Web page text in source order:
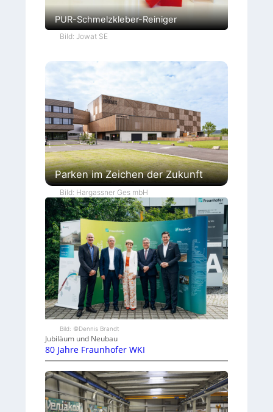
PUR-Schmelzkleber-Reiniger
Bild: Jowat SE
Parken im Zeichen der Zukunft
Bild: Hargassner Ges mbH
Bild: ©Dennis Brandt
Jubiläum und Neubau
80 Jahre Fraunhofer WKI